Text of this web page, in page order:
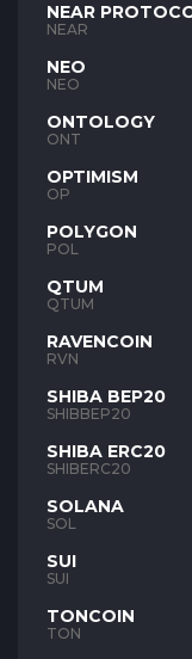
NEAR
NEAR
NEO
NEO
ONTOLOGY
ONT
OPTIMISM
OP
POLYGON
POL
QTUM
QTUM
RAVENCOIN
RVN
SHIBA BEP20
SHIBBEP20
SHIBA ERC20
SHIBERC20
SOLANA
SOL
SUI
SUI
TONCOIN
TON